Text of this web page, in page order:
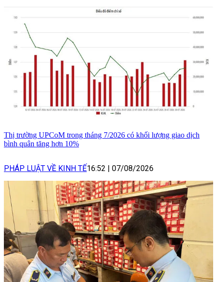
Thị trường UPCoM trong tháng 7/2026 có khối lượng giao dịch
bình quân tăng hơn 10%
PHÁP LUẬT VỀ KINH TẾ16:52 | 07/08/2026